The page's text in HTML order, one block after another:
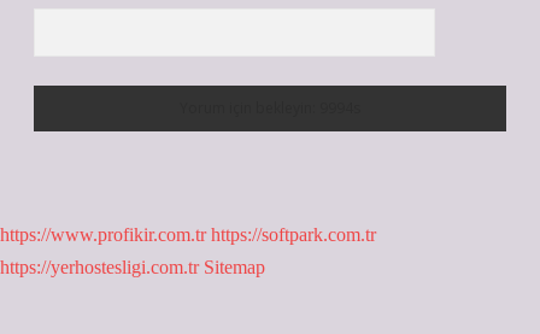
https://www.profikir.com.tr https://softpark.com.tr
https://yerhostesligi.com.tr Sitemap